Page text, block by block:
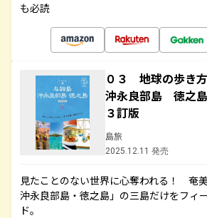
も必読
０３ 地球の歩
沖永良部島 徳之
３訂版
島旅
2025.12.11 発売
見たことのない世界に心奪われる！ 奄
沖永良部島・徳之島」の三島だけをフィ
ド。